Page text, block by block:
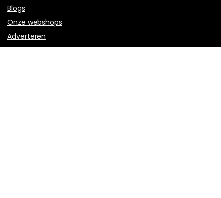
Blogs
Onze webshops
Adverteren